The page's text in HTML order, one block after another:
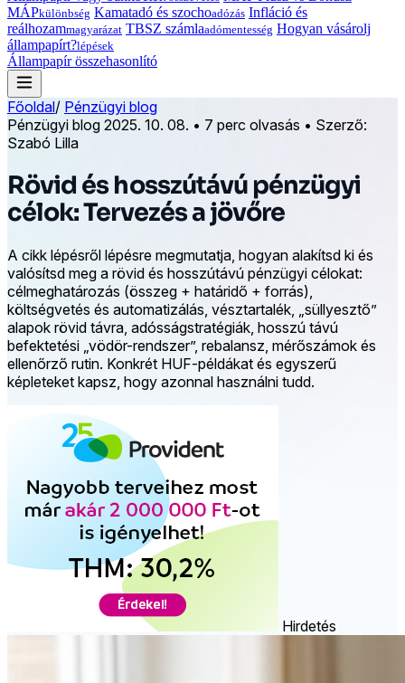
MÁPkülönbség Kamatadó és szochoadózás Infláció és
reálhozammagyarázat TBSZ számlaadómentesség Hogyan vásárolj
állampapírt?lépések
Állampapír összehasonlító
Főoldal/ Pénzügyi blog
Pénzügyi blog 2025. 10. 08. • 7 perc olvasás • Szerző:
Szabó Lilla
Rövid és hosszútávú pénzügyi
célok: Tervezés a jövőre
A cikk lépésről lépésre megmutatja, hogyan alakítsd ki és
valósítsd meg a rövid és hosszútávú pénzügyi célokat:
célmeghatározás (összeg + határidő + forrás),
költségvetés és automatizálás, vésztartalék, „süllyesztő”
alapok rövid távra, adósságstratégiák, hosszú távú
befektetési „vödör-rendszer”, rebalansz, mérőszámok és
ellenőrző rutin. Konkrét HUF-példákat és egyszerű
képleteket kapsz, hogy azonnal használni tudd.
Hirdetés